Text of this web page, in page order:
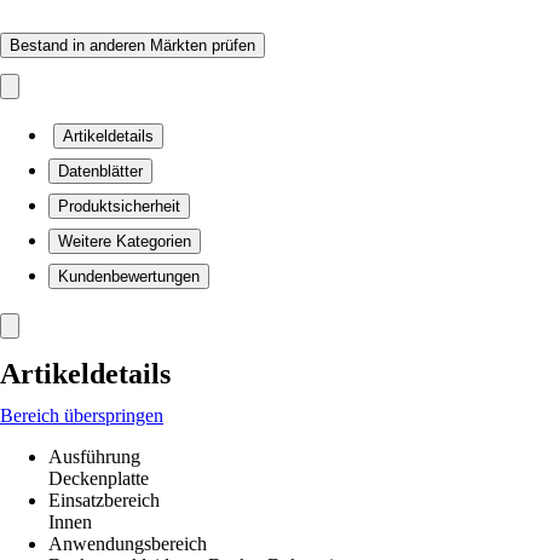
Bestand in anderen Märkten prüfen
Artikeldetails
Datenblätter
Produktsicherheit
Weitere Kategorien
Kundenbewertungen
Artikeldetails
Bereich überspringen
Ausführung
Deckenplatte
Einsatzbereich
Innen
Anwendungsbereich